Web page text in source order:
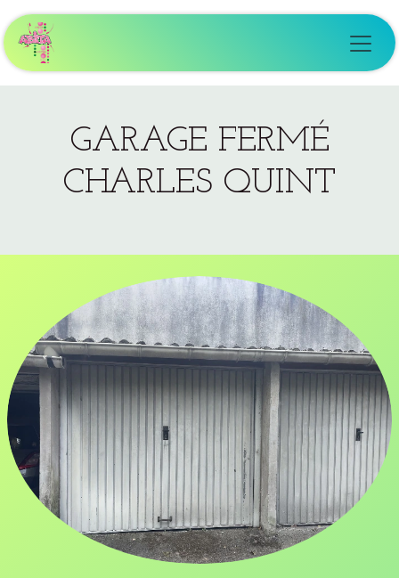
Se rendre au contenu
GARAGE FERMÉ
CHARLES QUINT